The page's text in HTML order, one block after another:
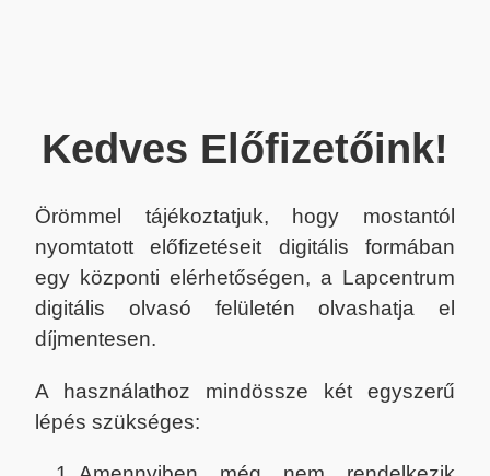
Kedves Előfizetőink!
Örömmel tájékoztatjuk, hogy mostantól
nyomtatott előfizetéseit digitális formában
egy központi elérhetőségen, a Lapcentrum
digitális olvasó felületén olvashatja el
díjmentesen.
A használathoz mindössze két egyszerű
lépés szükséges: